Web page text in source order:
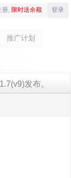
册, 限时送余额 登录
推广计划
发布。